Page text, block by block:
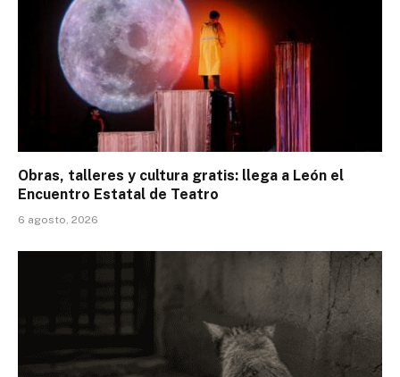
Obras, talleres y cultura gratis: llega a León el
Encuentro Estatal de Teatro
6 agosto, 2026